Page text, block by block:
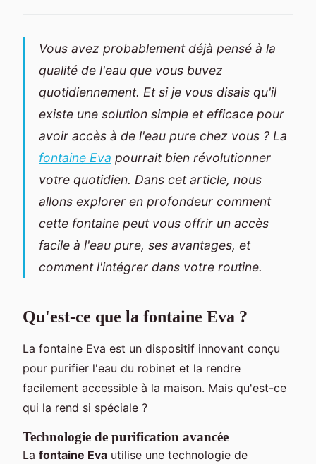
Vous avez probablement déjà pensé à la
qualité de l'eau que vous buvez
quotidiennement. Et si je vous disais qu'il
existe une solution simple et efficace pour
avoir accès à de l'eau pure chez vous ? La
fontaine Eva pourrait bien révolutionner
votre quotidien. Dans cet article, nous
allons explorer en profondeur comment
cette fontaine peut vous offrir un accès
facile à l'eau pure, ses avantages, et
comment l'intégrer dans votre routine.
Qu'est-ce que la fontaine Eva ?
La fontaine Eva est un dispositif innovant conçu
pour purifier l'eau du robinet et la rendre
facilement accessible à la maison. Mais qu'est-ce
qui la rend si spéciale ?
Technologie de purification avancée
La fontaine Eva utilise une technologie de